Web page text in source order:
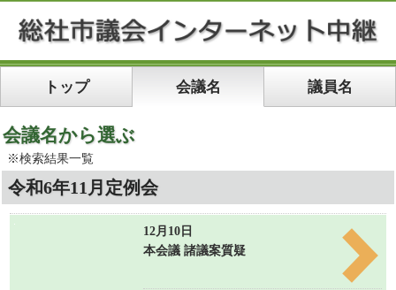
トップ 会議名 議員名
会議名から選ぶ
※検索結果一覧
令和6年11月定例会
12月10日
本会議 諸議案質疑